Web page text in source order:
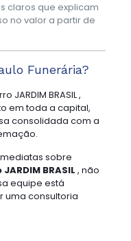
claros que explicam
no valor a partir de
Funerária?
JARDIM BRASIL ,
em toda a capital,
consolidada com a
sobre
BRASIL , não
equipe está
uma consultoria